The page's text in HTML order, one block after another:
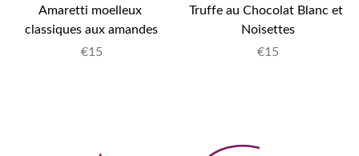
Amaretti moelleux
classiques aux amandes
€15
Truffe au Chocolat Blanc et
Noisettes
€15